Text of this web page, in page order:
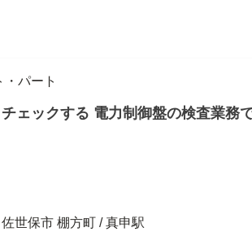
・パート
ェックする 電力制御盤の検査業務
世保市 棚方町 / 真申駅